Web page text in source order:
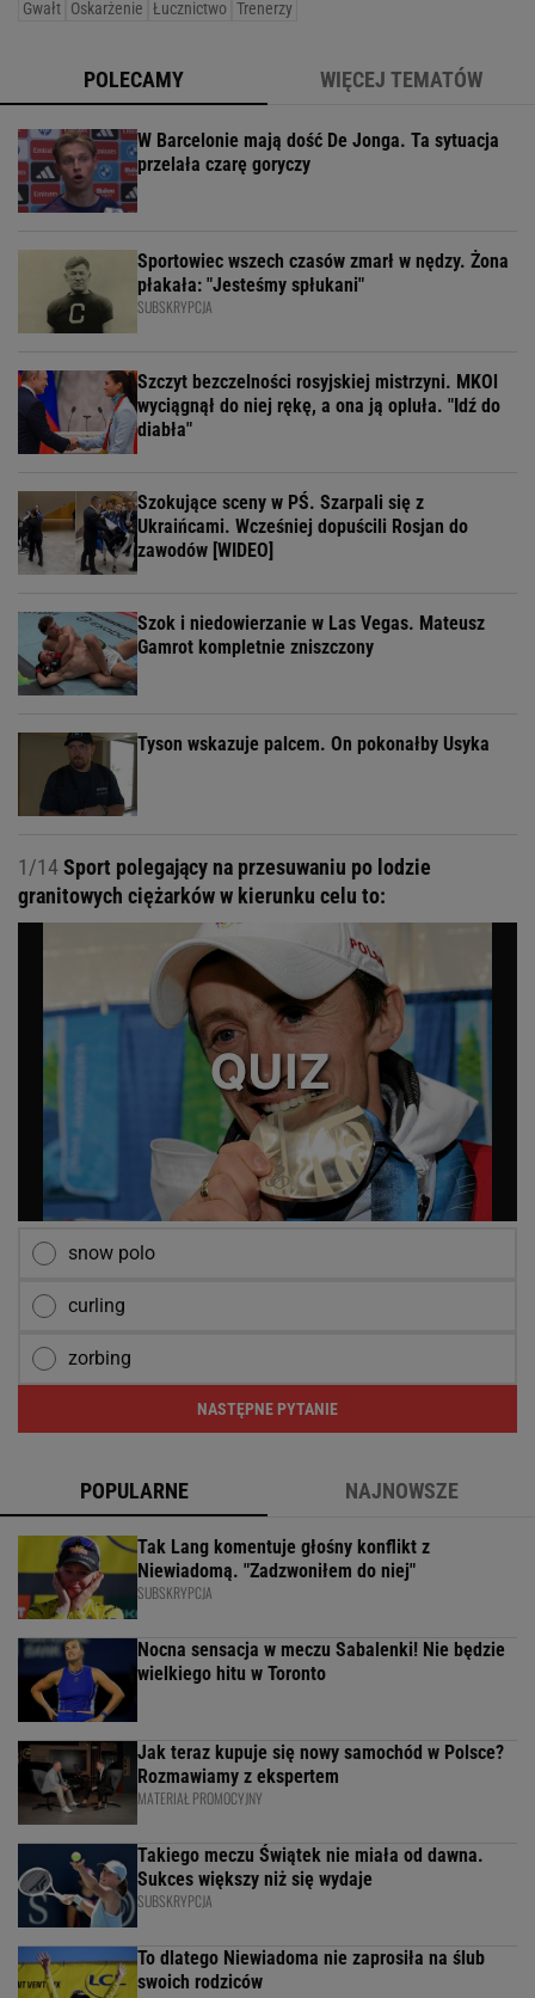
Gwałt Oskarżenie Łucznictwo Trenerzy
POLECAMY WIĘCEJ TEMATÓW
W Barcelonie mają dość De Jonga. Ta sytuacja
przelała czarę goryczy
Sportowiec wszech czasów zmarł w nędzy. Żona
płakała: "Jesteśmy spłukani"
SUBSKRYPCJA
Szczyt bezczelności rosyjskiej mistrzyni. MKOl
wyciągnął do niej rękę, a ona ją opluła. "Idź do
diabła"
Szokujące sceny w PŚ. Szarpali się z
Ukraińcami. Wcześniej dopuścili Rosjan do
zawodów [WIDEO]
Szok i niedowierzanie w Las Vegas. Mateusz
Gamrot kompletnie zniszczony
Tyson wskazuje palcem. On pokonałby Usyka
1/14Sport polegający na przesuwaniu po lodzie
granitowych ciężarków w kierunku celu to:
snow polo
curling
zorbing
NASTĘPNE PYTANIE
POPULARNE NAJNOWSZE
Tak Lang komentuje głośny konflikt z
Niewiadomą. "Zadzwoniłem do niej"
SUBSKRYPCJA
Nocna sensacja w meczu Sabalenki! Nie będzie
wielkiego hitu w Toronto
Jak teraz kupuje się nowy samochód w Polsce?
Rozmawiamy z ekspertem
MATERIAŁ PROMOCYJNY
Takiego meczu Świątek nie miała od dawna.
Sukces większy niż się wydaje
SUBSKRYPCJA
To dlatego Niewiadoma nie zaprosiła na ślub
swoich rodziców